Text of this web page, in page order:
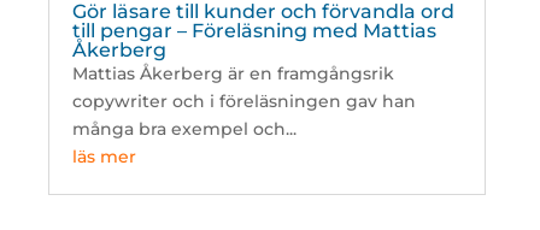
Gör läsare till kunder och förvandla ord
till pengar – Föreläsning med Mattias
Åkerberg
Mattias Åkerberg är en framgångsrik
copywriter och i föreläsningen gav han
många bra exempel och...
läs mer